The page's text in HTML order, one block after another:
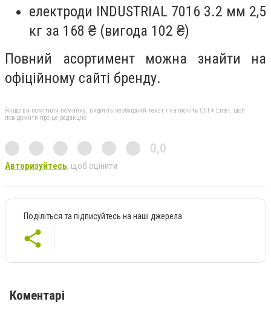
електроди INDUSTRIAL 7016 3.2 мм 2,5
кг за 168 ₴ (вигода 102 ₴)
Повний асортимент можна знайти на
офіційному сайті бренду.
Якщо ви помітили помилку, виділіть необхідний текст і натисніть Ctrl + Enter, щоб
повідомити про це редакцію
0,0
Авторизуйтесь, щоб оцінити
Поділіться та підписуйтесь на наші джерела
Коментарі